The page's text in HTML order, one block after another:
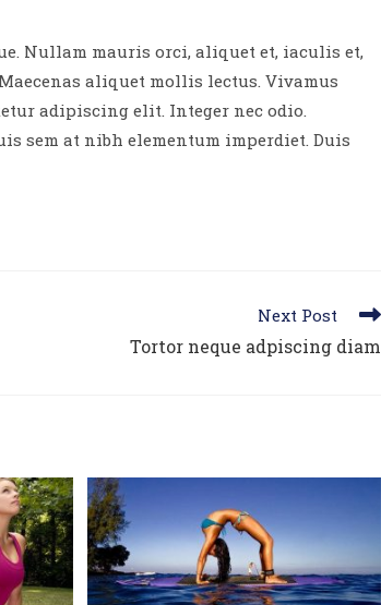
Nullam mauris orci, aliquet et, iaculis et,
aliquet mollis lectus. Vivamus
adipiscing elit. Integer nec odio.
sem at nibh elementum imperdiet. Duis
Next Post
Tortor neque adpiscing diam